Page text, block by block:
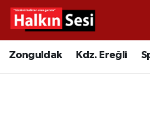
Zonguldak Kdz. Ereğli
Video
Çaycuma
Merkez Hava Durumu